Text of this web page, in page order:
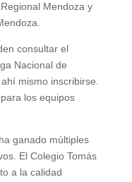
Mendoza y
consultar el
Nacional de
mismo inscribirse.
los equipos
ganado múltiples
El Colegio Tomás
a la calidad